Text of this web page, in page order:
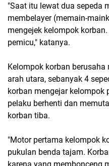
"Saat itu lewat dua sepeda
membelayer (memain-
mengejek kelompok
pemicu," katanya.
Kelompok korban
arah utara, sebanyak 4
korban mengejar kelompok
pelaku berhenti dan
korban tiba.
"Motor pertama kelompok
pukulan benda tajam.